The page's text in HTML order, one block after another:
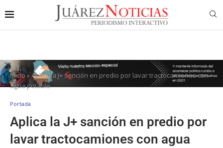
Inicio»Aplica la J+ sanción en predio por lavar tractocamiones con
agua potable
Portada
Aplica la J+ sanción en predio por
lavar tractocamiones con agua